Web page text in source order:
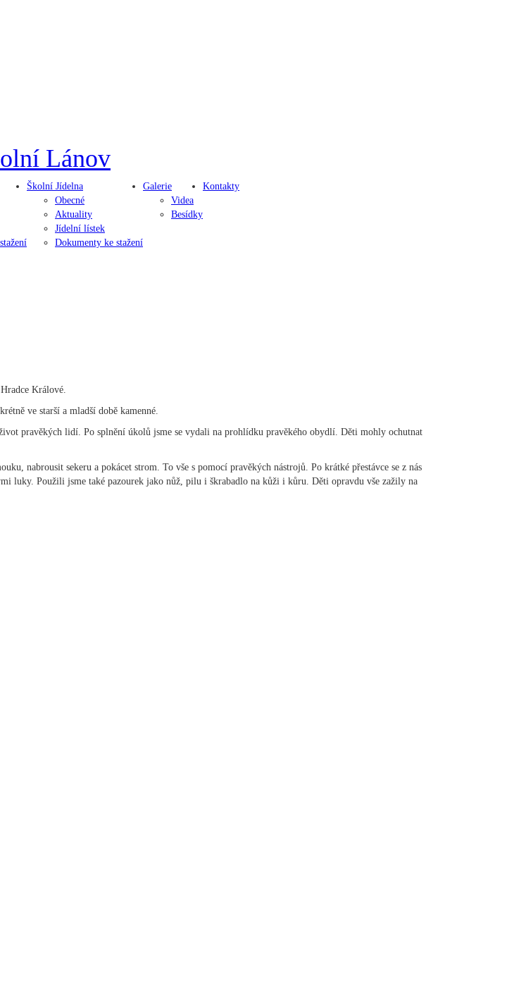
Lánov
Školní Jídelna
Obecné
Aktuality
Jídelní lístek
Dokumenty ke stažení
Galerie
Videa
Besídky
Kontakty
Králové.
ve starší a mladší době kamenné.
pravěkých lidí. Po splnění úkolů jsme se vydali na prohlídku pravěkého obydlí. Děti mohly ochutnat
nabrousit sekeru a pokácet strom. To vše s pomocí pravěkých nástrojů. Po krátké přestávce se z nás
luky. Použili jsme také pazourek jako nůž, pilu i škrabadlo na kůži i kůru. Děti opravdu vše zažily na